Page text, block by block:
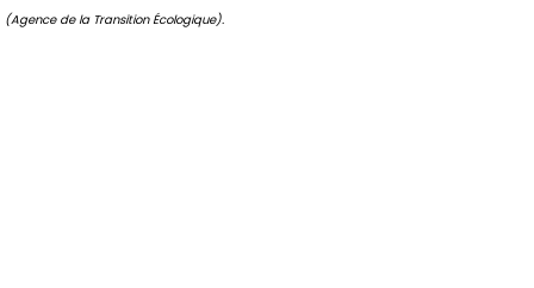
(Agence de la Transition Écologique).